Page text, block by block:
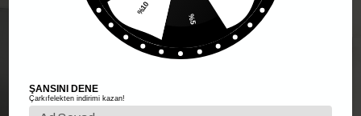
%5
%10
ŞANSINI DENE
Çarkıfelekten indirimi kazan!